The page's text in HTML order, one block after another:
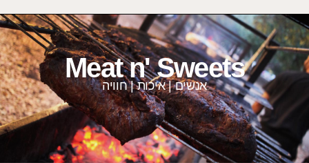
Meat n' Sweets
אנשים | איכות | חוויה